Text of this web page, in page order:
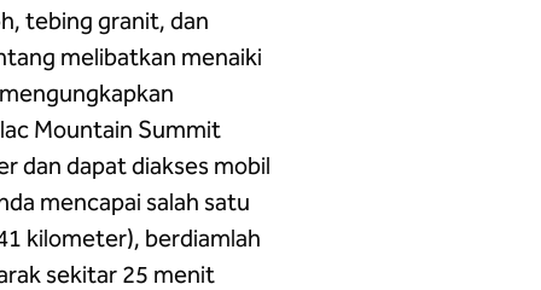
tebing granit, dan
melibatkan menaiki
Mountain Summit
dan dapat diakses mobil
mencapai salah satu
kilometer), berdiamlah
sekitar 25 menit